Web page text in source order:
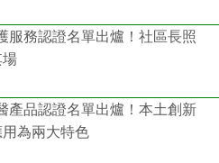
服務認證名單出爐！社區長照
場
產品認證名單出爐！本土創新
為兩大特色